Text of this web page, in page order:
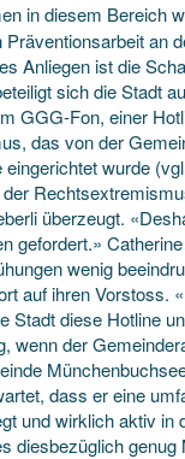
in diesem Bereich
an
Anliegen ist die
sich die Stadt
GGG-Fon, einer
das von der
wurde
überzeugt.
gefordert.»
wenig
auf ihren Vorstoss.
Stadt diese Hotline
wenn der
dass er eine
und wirklich aktiv in
diesbezüglich genug